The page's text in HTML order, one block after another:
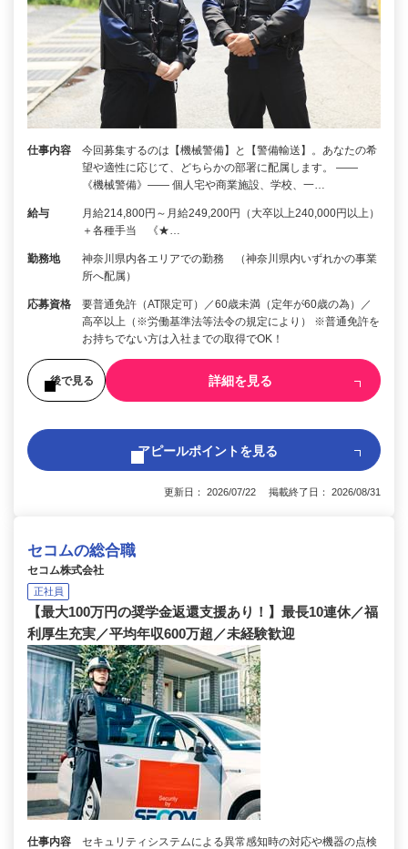
仕事内容
今回募集するのは【機械警備】と【警備輸送】。あなたの希
望や適性に応じて、どちらかの部署に配属します。 ――
《機械警備》―― 個人宅や商業施設、学校、一…
給与
月給214,800円～月給249,200円（大卒以上240,000円以上）
＋各種手当 《★…
勤務地
神奈川県内各エリアでの勤務 （神奈川県内いずれかの事業
所へ配属）
応募資格
要普通免許（AT限定可）／60歳未満（定年が60歳の為）／
高卒以上（※労働基準法等法令の規定により） ※普通免許を
お持ちでない方は入社までの取得でOK！
後で見る 詳細を見る
アピールポイントを見る
更新日： 2026/07/22 掲載終了日： 2026/08/31
セコムの総合職
セコム株式会社
正社員
【最大100万円の奨学金返還支援あり！】最長10連休／福
利厚生充実／平均年収600万超／未経験歓迎
仕事内容 セキュリティシステムによる異常感知時の対応や機器の点検